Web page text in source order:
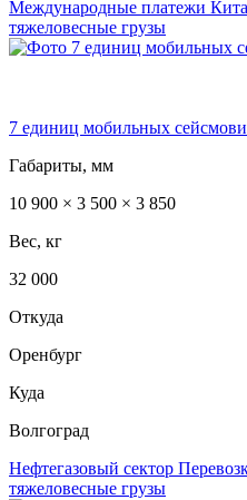
Международные платежи
тяжеловесные грузы
7 единиц мобильных
Габариты, мм
10 900 × 3 500 × 3 850
Вес, кг
32 000
Откуда
Оренбург
Куда
Волгоград
Нефтегазовый сектор
тяжеловесные грузы